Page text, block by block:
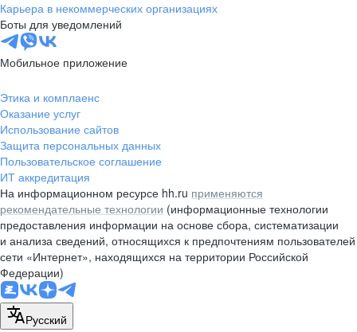
Минск
пр-т Дзержинского, д. 57,
10 этаж, помещение 45-1
pr@rabota.by
Алматы
пр. Абая, д. 151, БЦ Алатау,
12 этаж, офис 1209
+7 727 232-13-13
pr@headhunter.com.kz
Карьера в некоммерческих организациях
Боты для уведомлений
Мобильное приложение
Этика и комплаенс
Оказание услуг
Использование сайтов
Защита персональных данных
Пользовательское соглашение
ИТ аккредитация
На информационном ресурсе hh.ru применяются
рекомендательные технологии (информационные технологии
предоставления информации на основе сбора, систематизации
и анализа сведений, относящихся к предпочтениям пользователей
сети «Интернет», находящихся на территории Российской
Федерации)
Русский